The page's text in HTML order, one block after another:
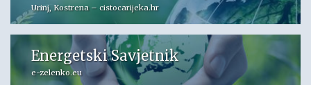
Urinj, Kostrena – cistocarijeka.hr
Energetski Savjetnik
e-zelenko.eu